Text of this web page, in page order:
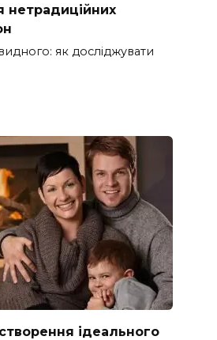
нетрадиційних
як досліджувати
ідеального